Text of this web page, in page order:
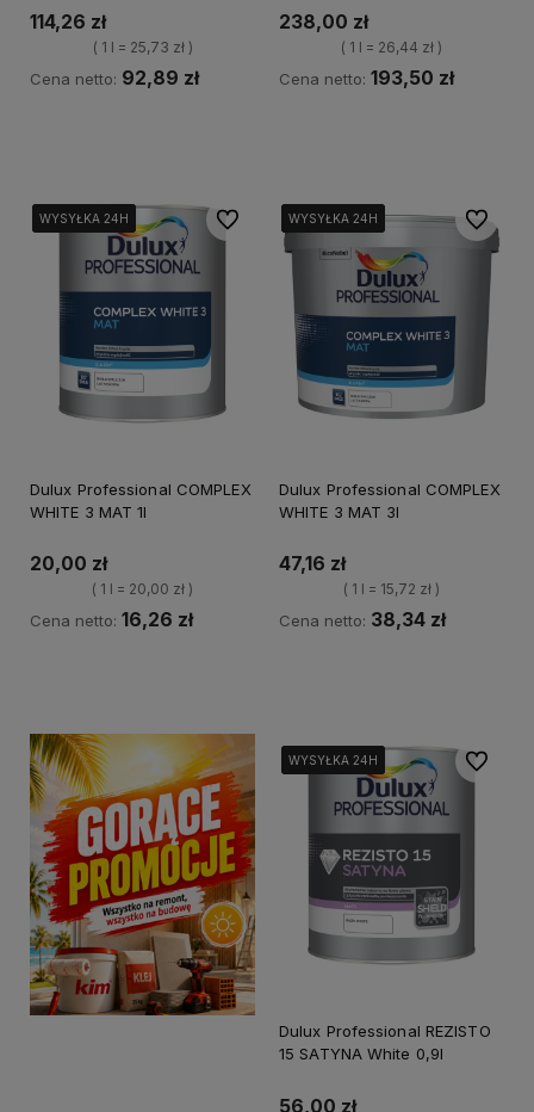
114,26 zł
( 1 l = 25,73 zł )
Cena netto: 92,89 zł
238,00 zł
( 1 l = 26,44 zł )
Cena netto: 193,50 zł
WYSYŁKA 24H
WYSYŁKA 24H
WYSYŁKA 24H
WYSYŁKA 24H
Dulux Professional COMPLEX
WHITE 3 MAT 1l
20,00 zł
( 1 l = 20,00 zł )
Cena netto: 16,26 zł
Do ulubionychWYSYŁKA 24H
WYSYŁKA 24H
WYSYŁKA 24H
WYSYŁKA 24H
Dulux Professional COMPLEX
WHITE 3 MAT 3l
47,16 zł
( 1 l = 15,72 zł )
Cena netto: 38,34 zł
Do
WYSYŁKA 24H
WYSYŁKA 24H
WYSYŁKA 24H
WYSYŁKA 24H
Dulux Professional REZISTO
15 SATYNA White 0,9l
56,00 zł
Do